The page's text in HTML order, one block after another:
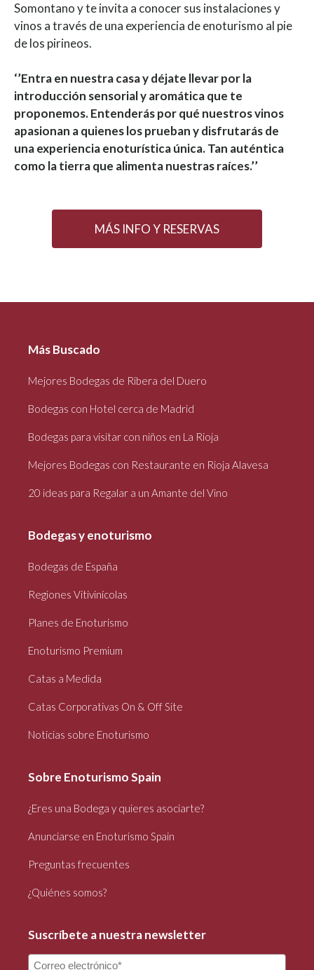
Somontano y te invita a conocer sus instalaciones y
vinos a través de una experiencia de enoturismo al pie
de los pirineos.
‘’Entra en nuestra casa y déjate llevar por la
introducción sensorial y aromática que te
proponemos. Entenderás por qué nuestros vinos
apasionan a quienes los prueban y disfrutarás de
una experiencia enoturística única. Tan auténtica
como la tierra que alimenta nuestras raíces.’’
MÁS INFO Y RESERVAS
Más Buscado
Mejores Bodegas de Ribera del Duero
Bodegas con Hotel cerca de Madrid
Bodegas para visitar con niños en La Rioja
Mejores Bodegas con Restaurante en Rioja Alavesa
20 ideas para Regalar a un Amante del Vino
Bodegas y enoturismo
Bodegas de España
Regiones Vitivinícolas
Planes de Enoturismo
Enoturismo Premium
Catas a Medida
Catas Corporativas On & Off Site
Noticias sobre Enoturismo
Sobre Enoturismo Spain
¿Eres una Bodega y quieres asociarte?
Anunciarse en Enoturismo Spain
Preguntas frecuentes
¿Quiénes somos?
Suscríbete a nuestra newsletter